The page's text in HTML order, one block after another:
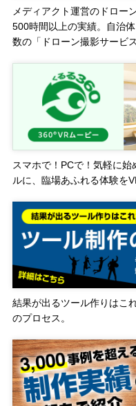
メディアクト運営のドロー
500時間以上の実績。自治
数の「ドローン撮影サービス
スマホで！PCで！気軽に
ルに、臨場あふれる体験を
結果が出るツール作りはこ
のプロセス。